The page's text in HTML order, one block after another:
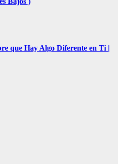
que Hay Algo Diferente en Ti |